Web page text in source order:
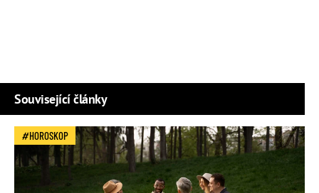
Související články
HOROSKOP